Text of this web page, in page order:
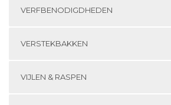
VERFBENODIGDHEDEN
VERSTEKBAKKEN
VIJLEN & RASPEN